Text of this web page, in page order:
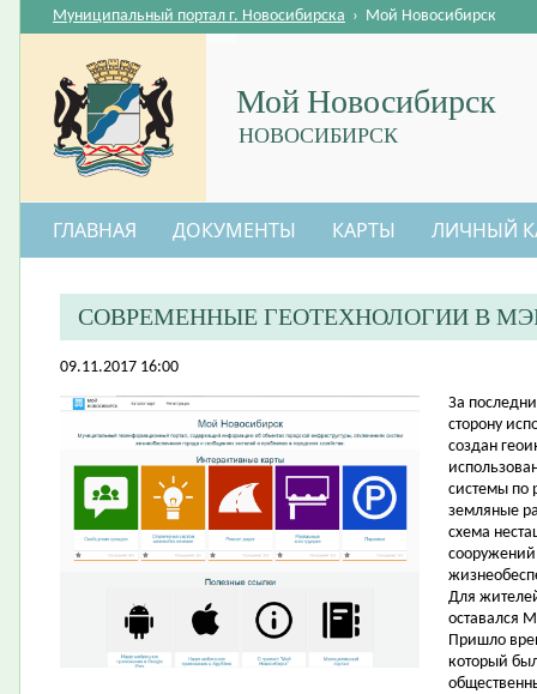
Мой Новосибирск
НОВОСИБИРСК
Муниципальный портал г. Новосибирска › Мой Новосибирск
ГЛАВНАЯ ДОКУМЕНТЫ КАРТЫ ЛИЧНЫЙ
СОВРЕМЕННЫЕ ГЕОТЕХНОЛОГИИ В
09.11.2017 16:00
​За
сторону
создан
системы по
земляные
схема
Для
оставался
Пришло
который